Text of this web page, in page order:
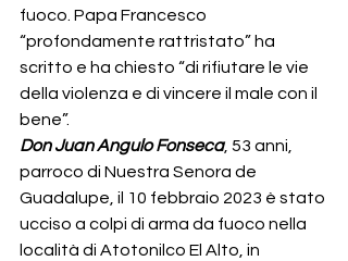
fuoco. Papa Francesco
“profondamente rattristato” ha
scritto e ha chiesto “di rifiutare le vie
della violenza e di vincere il male con il
bene”.
Don Juan Angulo Fonseca, 53 anni,
parroco di Nuestra Senora de
Guadalupe, il 10 febbraio 2023 è stato
ucciso a colpi di arma da fuoco nella
località di Atotonilco El Alto, in